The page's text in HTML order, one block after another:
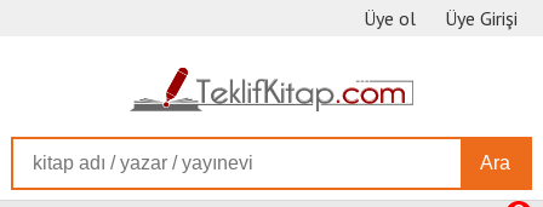
Üye ol Üye Girişi
Ara